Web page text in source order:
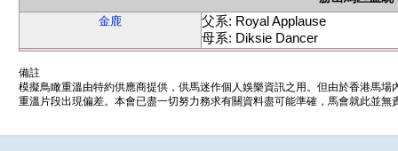
金鹿
父系: Royal Applause
母系: Diksie Dancer
備註
模擬鳥瞰重溫由特約供應商提供，供馬迷作個人娛樂資訊之用。但由於香港馬
重溫片段出現偏差。本會已盡一切努力務求有關資料盡可能準確，馬會就此並